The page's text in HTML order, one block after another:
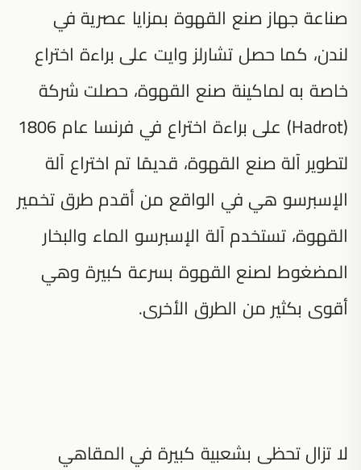
صناعة جهاز صنع القهوة بمزايا عصرية في
لندن، كما حصل تشارلز وايت على براءة اختراع
خاصة به لماكينة صنع القهوة، حصلت شركة
(Hadrot) على براءة اختراع في فرنسا عام 1806
لتطوير آلة صنع القهوة، قديمًا تم اختراع آلة
الإسبرسو هي في الواقع من أقدم طرق تخمير
القهوة، تستخدم آلة الإسبرسو الماء والبخار
المضغوط لصنع القهوة بسرعة كبيرة وهي
أقوى بكثير من الطرق الأخرى.
لا تزال تحظى بشعبية كبيرة في المقاهي